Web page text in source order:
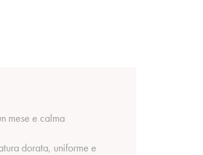
mese e calma
dorata, uniforme e